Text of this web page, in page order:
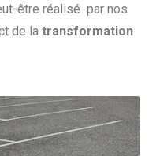
être réalisé par nos
de la transformation